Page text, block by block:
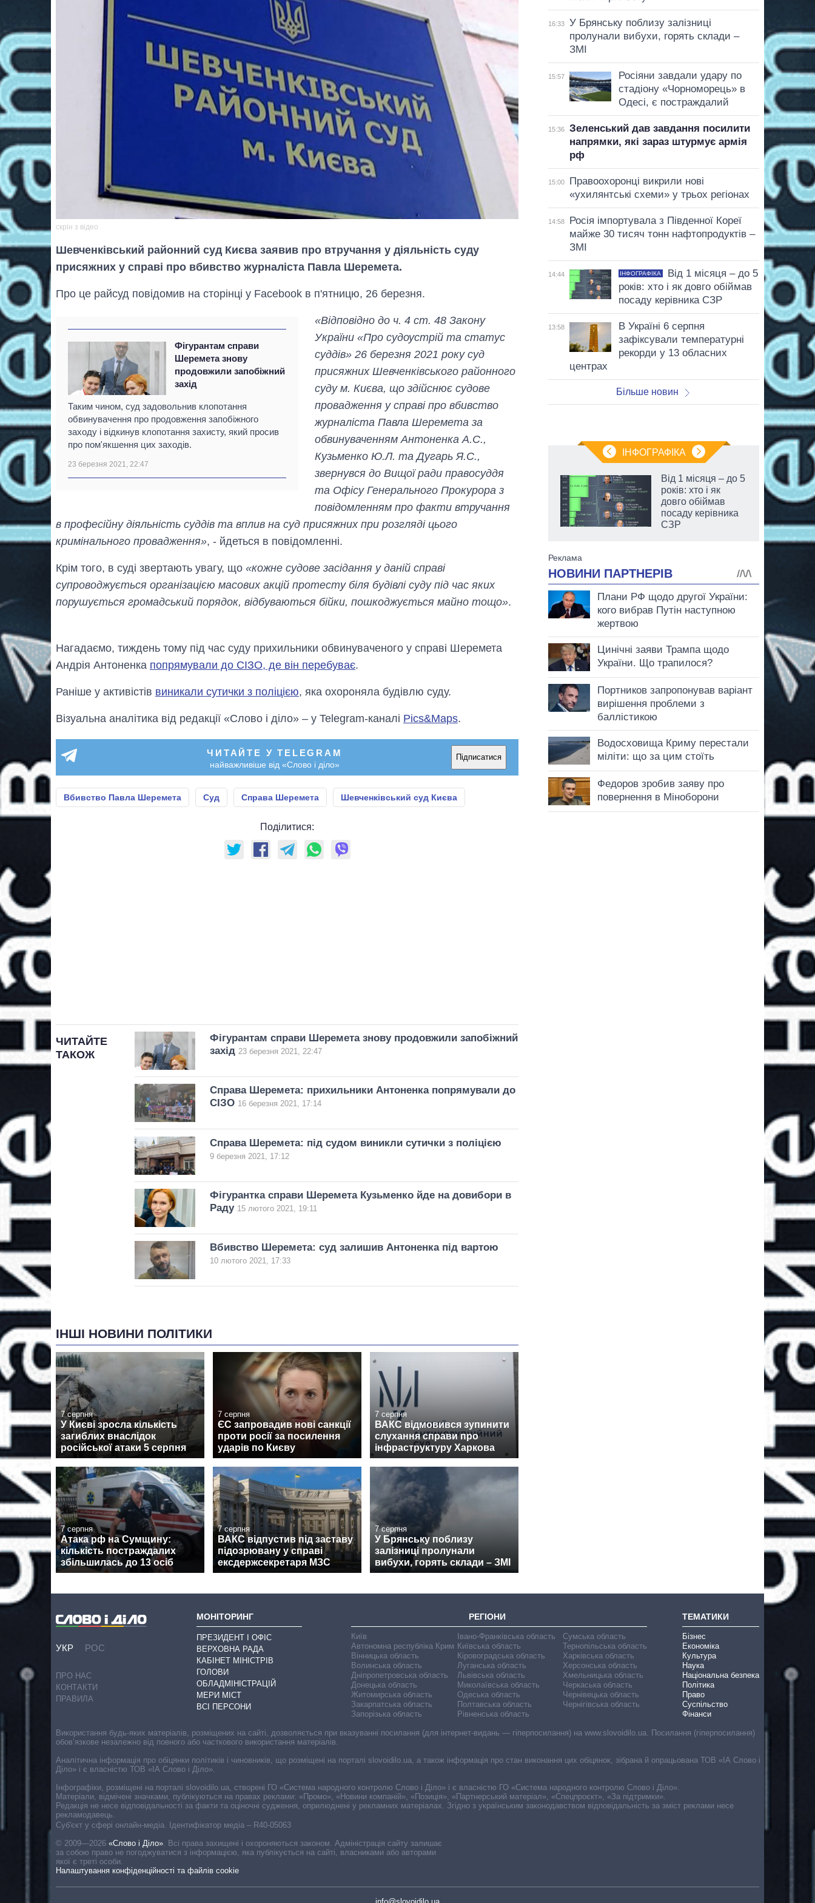
скрін з відео
Шевченківський районний суд Києва заявив про втручання у діяльність суду
присяжних у справі про вбивство журналіста Павла Шеремета.
Про це райсуд повідомив на сторінці у Facebook в п'ятницю, 26 березня.
Фігурантам справи
Шеремета знову
продовжили запобіжний
захід
Таким чином, суд задовольнив клопотання
обвинувачення про продовження запобіжного
заходу і відкинув клопотання захисту, який просив
про пом'якшення цих заходів.
23 березня 2021, 22:47
«Відповідно до ч. 4 ст. 48 Закону
України «Про судоустрій та статус
суддів» 26 березня 2021 року суд
присяжних Шевченківського районного
суду м. Києва, що здійснює судове
провадження у справі про вбивство
журналіста Павла Шеремета за
обвинуваченням Антоненка А.С.,
Кузьменко Ю.Л. та Дугарь Я.С.,
звернувся до Вищої ради правосуддя
та Офісу Генерального Прокурора з
повідомленням про факти втручання
в професійну діяльність суддів та вплив на суд присяжних при розгляді цього
кримінального провадження», - йдеться в повідомленні.
Крім того, в суді звертають увагу, що «кожне судове засідання у даній справі
супроводжується організацією масових акцій протесту біля будівлі суду під час яких
порушується громадський порядок, відбуваються бійки, пошкоджується майно тощо».
Нагадаємо, тиждень тому під час суду прихильники обвинуваченого у справі Шеремета
Андрія Антоненка попрямували до СІЗО, де він перебуває.
Раніше у активістів виникали сутички з поліцією, яка охороняла будівлю суду.
Візуальна аналітика від редакції «Слово і діло» – у Telegram-каналі Pics&Maps.
ЧИТАЙТЕ У TELEGRAM
найважливіше від «Слово і діло»
Підписатися
Вбивство Павла Шеремета Суд Справа Шеремета Шевченківський суд Києва
Поділитися:
ЧИТАЙТЕ
ТАКОЖ
Фігурантам справи Шеремета знову продовжили запобіжний
захід 23 березня 2021, 22:47
Справа Шеремета: прихильники Антоненка попрямували до
СІЗО 16 березня 2021, 17:14
Справа Шеремета: під судом виникли сутички з поліцією
9 березня 2021, 17:12
Фігурантка справи Шеремета Кузьменко йде на довибори в
Раду 15 лютого 2021, 19:11
Вбивство Шеремета: суд залишив Антоненка під вартою
10 лютого 2021, 17:33
ІНШІ НОВИНИ ПОЛІТИКИ
7 серпня
У Києві зросла кількість
загиблих внаслідок
російської атаки 5 серпня
7 серпня
ЄС запровадив нові санкції
проти росії за посилення
ударів по Києву
7 серпня
ВАКС відмовився зупинити
слухання справи про
інфраструктуру Харкова
7 серпня
Атака рф на Сумщину:
кількість постраждалих
збільшилась до 13 осіб
7 серпня
ВАКС відпустив під заставу
підозрювану у справі
ексдержсекретаря МЗС
7 серпня
У Брянську поблизу
залізниці пролунали
вибухи, горять склади – ЗМІ
16:33
У Брянську поблизу залізниці
пролунали вибухи, горять склади –
ЗМІ
15:57
Росіяни завдали удару по
стадіону «Чорноморець» в
Одесі, є постраждалий
15:36
Зеленський дав завдання посилити
напрямки, які зараз штурмує армія
рф
15:00
Правоохоронці викрили нові
«ухилянтські схеми» у трьох регіонах
14:58
Росія імпортувала з Південної Кореї
майже 30 тисяч тонн нафтопродуктів –
ЗМІ
14:44 ІНФОГРАФІКА
Від 1 місяця – до 5
років: хто і як довго обіймав
посаду керівника СЗР
13:58
В Україні 6 серпня
зафіксували температурні
рекорди у 13 обласних
центрах
Більше новин
ІНФОГРАФІКА
Як за 10 років
змінилася кількість
бакалаврат,
магістратуру та
Від 1 місяця – до 5
років: хто і як
довго обіймав
посаду керівника
СЗР
УКР РОС
ПРО НАС
КОНТАКТИ
ПРАВИЛА
МОНІТОРИНГ
ПРЕЗИДЕНТ І ОФІС
ВЕРХОВНА РАДА
КАБІНЕТ МІНІСТРІВ
ГОЛОВИ
ОБЛАДМІНІСТРАЦІЙ
МЕРИ МІСТ
ВСІ ПЕРСОНИ
РЕГІОНИ
Київ
Автономна республіка Крим
Вінницька область
Волинська область
Дніпропетровська область
Донецька область
Житомирська область
Закарпатська область
Запорізька область
Івано-Франківська область
Київська область
Кіровоградська область
Луганська область
Львівська область
Миколаївська область
Одеська область
Полтавська область
Рівненська область
Сумська область
Тернопільська область
Харківська область
Херсонська область
Хмельницька область
Черкаська область
Чернівецька область
Чернігівська область
ТЕМАТИКИ
Бізнес
Економіка
Культура
Наука
Національна безпека
Політика
Право
Суспільство
Фінанси
Cуб'єкт у сфері онлайн-медіа. Ідентифікатор медіа – R40-05063
© 2009—2026 «Слово і Діло»
Всі права захищені і охороняються законом. Адміністрація сайту залишає
за собою право не погоджуватися з інформацією, яка публікується на сайті, власниками або авторами
якої є треті особи.
Налаштування конфіденційності та файлів cookie
Використання будь-яких матеріалів, розміщених на сайті, дозволяється при вказуванні посилання (для інтернет-видань — гіперпосилання) на www.slovoidilo.ua. Посилання (гіперпосилання)
обов’язкове незалежно від повного або часткового використання матеріалів.
Аналітична інформація про обіцянки політиків і чиновників, що розміщені на порталі slovoidilo.ua, а також інформація про стан виконання цих обіцянок, зібрана й опрацьована ТОВ «ІА Слово і
Діло» і є власністю ТОВ «ІА Слово і Діло».
Інфографіки, розміщені на порталі slovoidilo.ua, створені ГО «Система народного контролю Слово і Діло» і є власністю ГО «Система народного контролю Слово і Діло».
Матеріали, відмічені значками, публікуються на правах реклами: «Промо», «Новини компаній», «Позиція», «Партнерський матеріал», «Спецпроєкт», «За підтримки».
Редакція не несе відповідальності за факти та оціночні судження, оприлюднені у рекламних матеріалах. Згідно з українським законодавством відповідальність за зміст реклами несе
рекламодавець.